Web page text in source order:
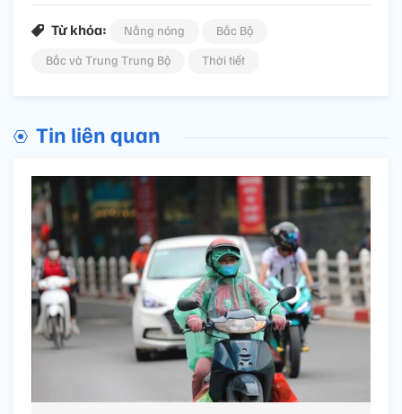
Từ khóa: Nắng nóng
Bắc Bộ
Bắc và Trung Trung Bộ
Thời tiết
Tin liên quan